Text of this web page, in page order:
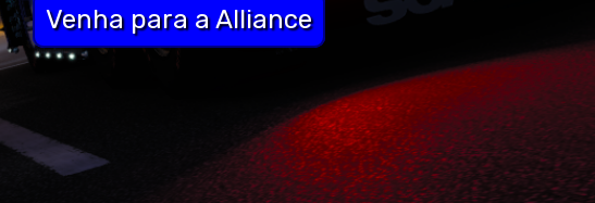
Venha para a Alliance